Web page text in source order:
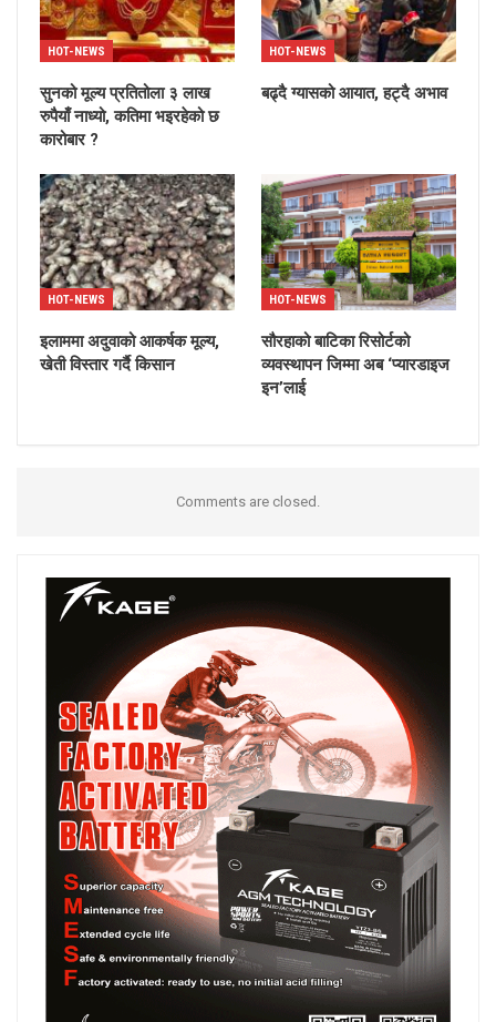
HOT-NEWS
सुनको मूल्य प्रतितोला ३ लाख
रुपैयाँ नाध्यो, कतिमा भइरहेको छ
कारोबार ?
HOT-NEWS
बढ्दै ग्यासको आयात, हट्दै अभाव
HOT-NEWS
इलाममा अदुवाको आकर्षक मूल्य,
खेती विस्तार गर्दै किसान
HOT-NEWS
सौरहाको बाटिका रिसोर्टको
व्यवस्थापन जिम्मा अब ‘प्यारडाइज
इन’लाई
Comments are closed.